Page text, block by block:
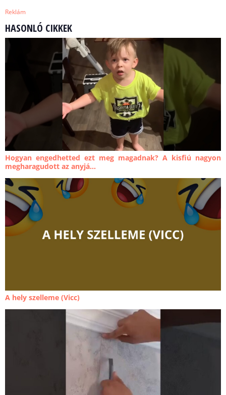
Reklám
HASONLÓ CIKKEK
Hogyan engedhetted ezt meg magadnak? A kisfiú nagyon
megharagudott az anyjá...
A hely szelleme (Vicc)